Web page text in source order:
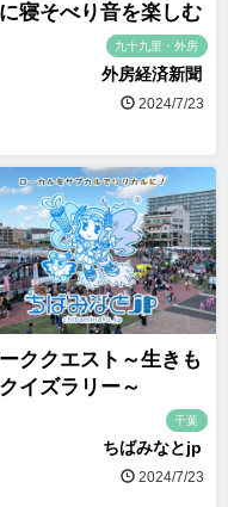
寝そべり音を楽しむ
九十九里・外房
外房経済新聞
2024/7/23
ククエスト～生きも
イズラリー～
千葉
ちばみなとjp
2024/7/23